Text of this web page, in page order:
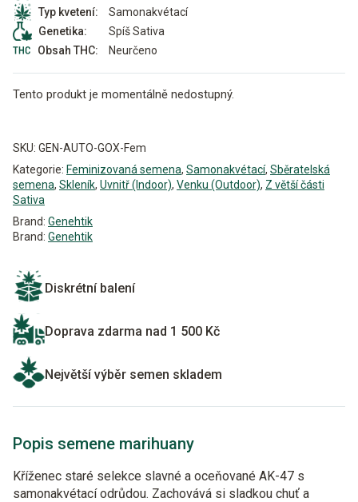
Typ kvetení:
Samonakvétací
Genetika:
Spíš Sativa
Obsah THC:
Neurčeno
Tento produkt je momentálně nedostupný.
SKU: GEN-AUTO-GOX-Fem
Kategorie: Feminizovaná semena, Samonakvétací, Sběratelská
semena, Skleník, Uvnitř (Indoor), Venku (Outdoor), Z větší části
Sativa
Brand: Genehtik
Brand: Genehtik
Diskrétní balení
Doprava zdarma nad 1 500 Kč
Největší výběr semen skladem
Popis semene marihuany
Kříženec staré selekce slavné a oceňované AK-47 s
samonakvétací odrůdou. Zachovává si sladkou chuť a